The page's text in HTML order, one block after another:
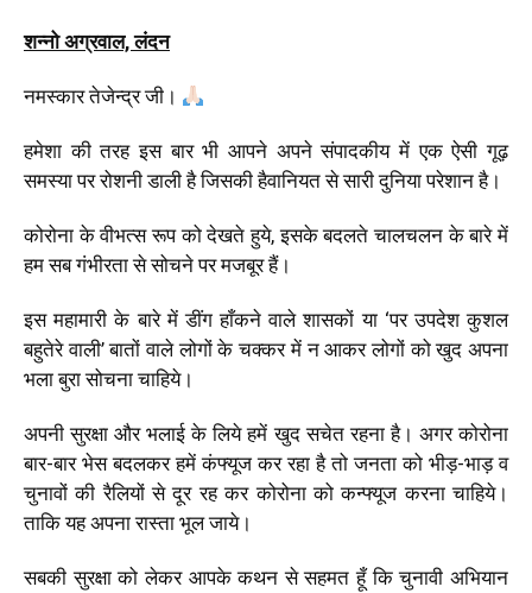
शन्नो अग्रवाल, लंदन
नमस्कार तेजेन्द्र जी।
हमेशा की तरह इस बार भी आपने अपने संपादकीय में एक ऐसी गूढ़
समस्या पर रोशनी डाली है जिसकी हैवानियत से सारी दुनिया परेशान है।
कोरोना के वीभत्स रूप को देखते हुये, इसके बदलते चालचलन के बारे में
हम सब गंभीरता से सोचने पर मजबूर हैं।
इस महामारी के बारे में डींग हाँकने वाले शासकों या ‘पर उपदेश कुशल
बहुतेरे वाली’ बातों वाले लोगों के चक्कर में न आकर लोगों को खुद अपना
भला बुरा सोचना चाहिये।
अपनी सुरक्षा और भलाई के लिये हमें खुद सचेत रहना है। अगर कोरोना
बार-बार भेस बदलकर हमें कंफ्यूज कर रहा है तो जनता को भीड़-भाड़ व
चुनावों की रैलियों से दूर रह कर कोरोना को कन्फ्यूज करना चाहिये।
ताकि यह अपना रास्ता भूल जाये।
सबकी सुरक्षा को लेकर आपके कथन से सहमत हूँ कि चुनावी अभियान